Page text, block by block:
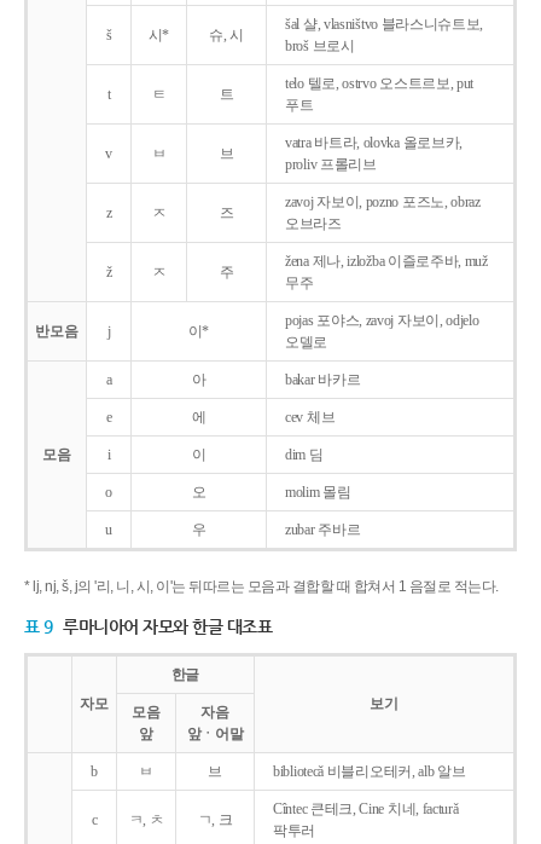
š 시* 슈, 시
šal 샬, vlasništvo 블라스니슈트보,
broš 브로시
t ㅌ 트
telo 텔로, ostrvo 오스트르보, put
푸트
v ㅂ 브
vatra 바트라, olovka 올로브카,
proliv 프롤리브
z ㅈ 즈
zavoj 자보이, pozno 포즈노, obraz
오브라즈
ž ㅈ 주
žena 제나, izložba 이즐로주바, muž
무주
반모음 j 이*
pojas 포야스, zavoj 자보이, odjelo
오델로
모음
a 아 bakar 바카르
e 에 cev 체브
i 이 dim 딤
o 오 molim 몰림
u 우 zubar 주바르
* lj, nj, š, j의 '리, 니, 시, 이'는 뒤따르는 모음과 결합할 때 합쳐서 1 음절로 적는다.
표 9 루마니아어 자모와 한글 대조표
자모
한글
보기
모음
앞
자음
앞ㆍ어말
b ㅂ 브 bibliotecǎ 비블리오테커, alb 알브
c ㅋ, ㅊ ㄱ, 크
Cîntec 큰테크, Cine 치네, facturǎ
팍투러